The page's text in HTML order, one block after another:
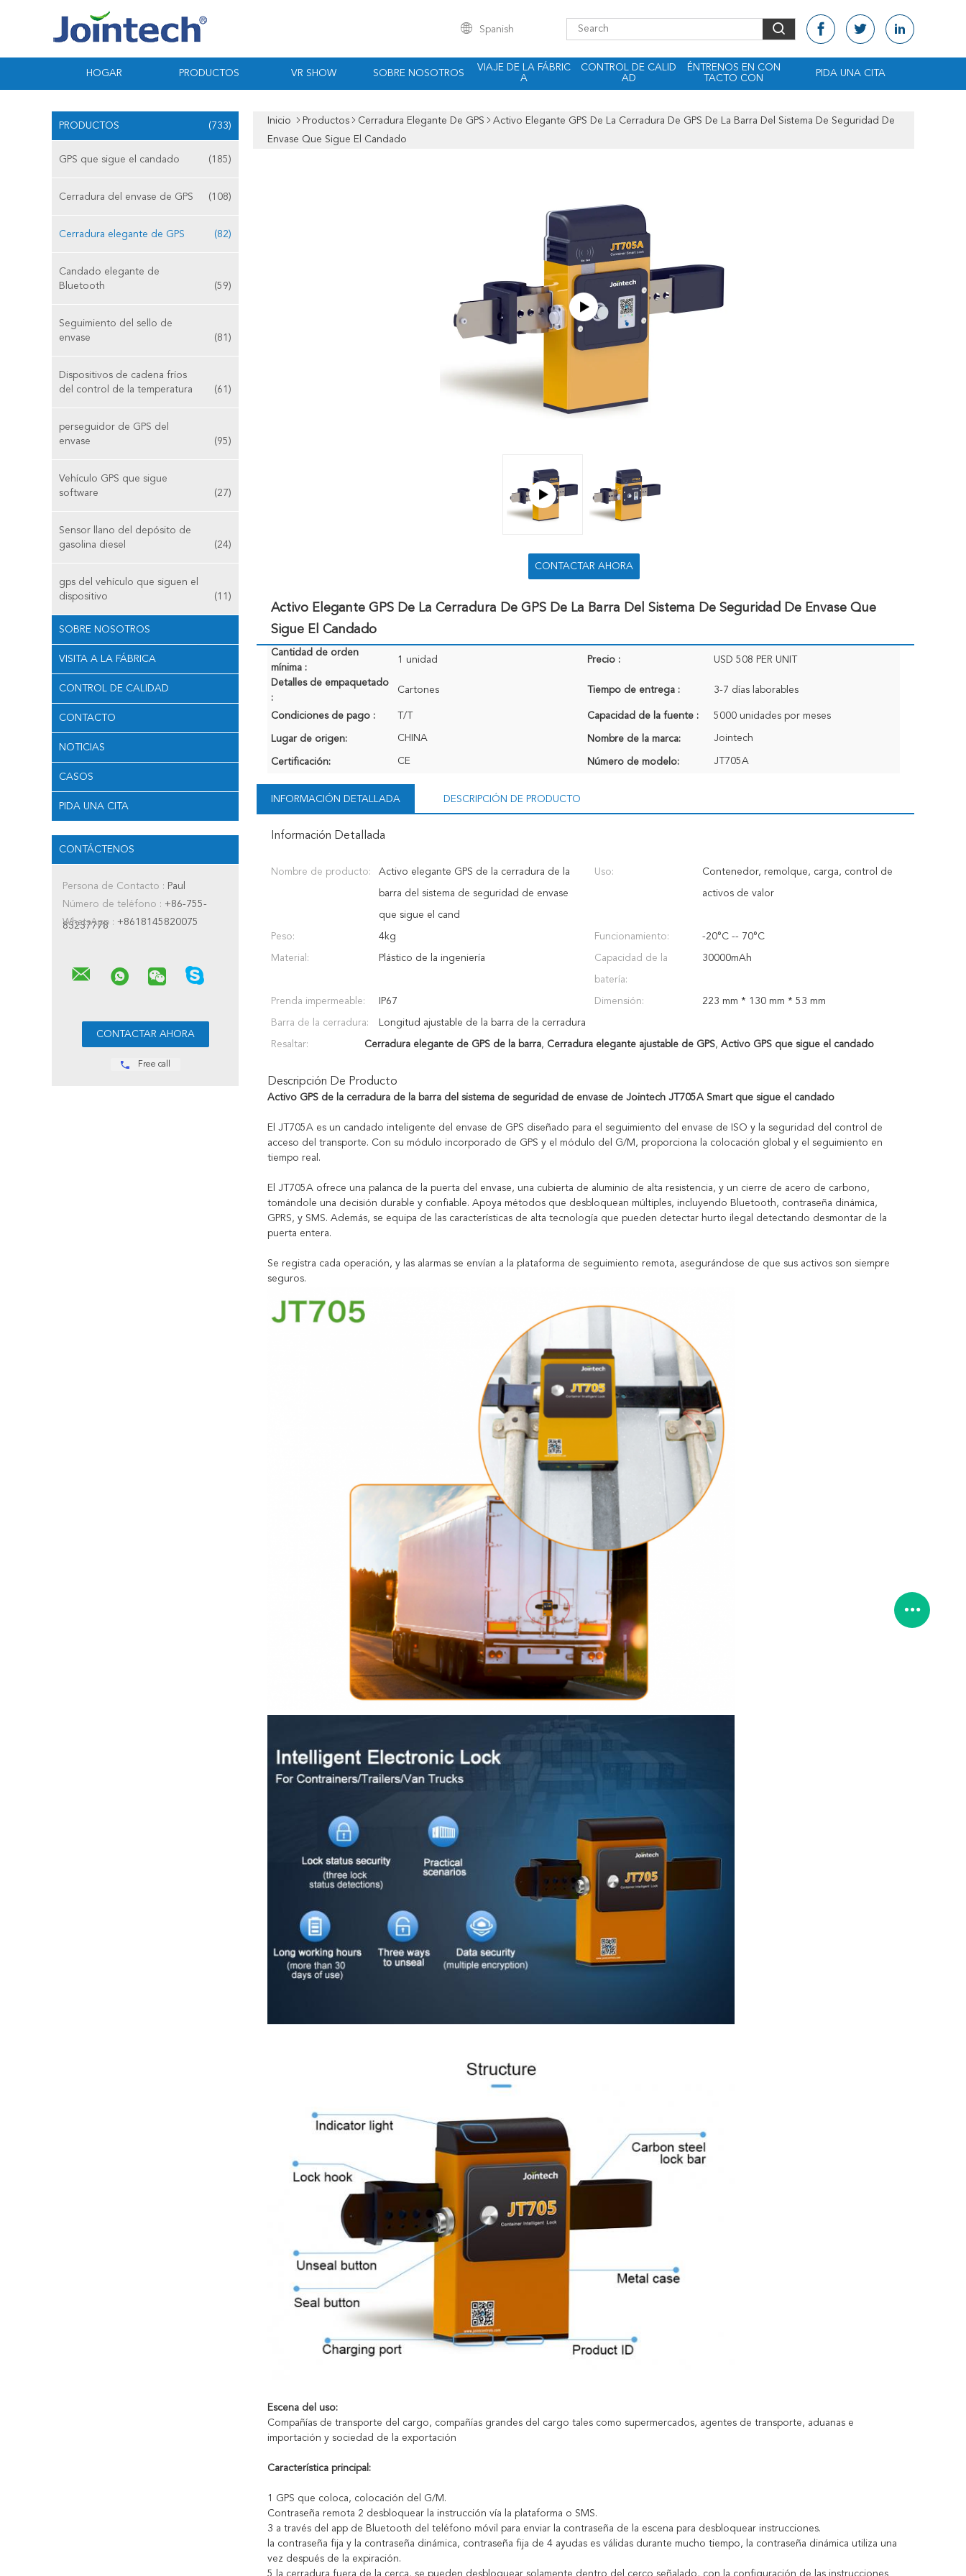
Spanish
HOGAR PRODUCTOS VR SHOW SOBRE NOSOTROS
VIAJE DE LA FÁBRIC
A
CONTROL DE CALID
AD
ÉNTRENOS EN CON
TACTO CON
PIDA UNA CITA
PRODUCTOS (733)
GPS que sigue el candado (185)
Cerradura del envase de GPS (108)
Cerradura elegante de GPS (82)
Candado elegante de
Bluetooth
(59)
Seguimiento del sello de
envase
(81)
Dispositivos de cadena fríos
del control de la temperatura
(61)
perseguidor de GPS del
envase
(95)
Vehículo GPS que sigue
software
(27)
Sensor llano del depósito de
gasolina diesel
(24)
gps del vehículo que siguen el
dispositivo
(11)
SOBRE NOSOTROS
VISITA A LA FÁBRICA
CONTROL DE CALIDAD
CONTACTO
NOTICIAS
CASOS
PIDA UNA CITA
CONTÁCTENOS
Persona de Contacto : Paul
Número de teléfono : +86-755-
83237778
WhatsApp : +8618145820075
Free call
Inicio Productos Cerradura Elegante De GPS
Activo Elegante GPS De La Cerradura De GPS De La Barra Del Sistema De Seguridad De
Envase Que Sigue El Candado
CONTACTAR AHORA
Activo Elegante GPS De La Cerradura De GPS De La Barra Del Sistema De Seguridad De Envase Que
Sigue El Candado
Cantidad de orden
mínima :
1 unidad Precio : USD 508 PER UNIT
Detalles de empaquetado
:
Cartones Tiempo de entrega : 3-7 días laborables
Condiciones de pago : T/T Capacidad de la fuente : 5000 unidades por meses
Lugar de origen: CHINA Nombre de la marca: Jointech
Certificación: CE Número de modelo: JT705A
INFORMACIÓN DETALLADA DESCRIPCIÓN DE PRODUCTO
Información Detallada
Nombre de producto: Activo elegante GPS de la cerradura de la
barra del sistema de seguridad de envase
que sigue el cand
Uso: Contenedor, remolque, carga, control de
activos de valor
Peso: 4kg Funcionamiento: -20°C -- 70°C
Material: Plástico de la ingeniería Capacidad de la
batería:
30000mAh
Prenda impermeable: IP67 Dimensión: 223 mm * 130 mm * 53 mm
Barra de la cerradura: Longitud ajustable de la barra de la cerradura
Resaltar: Cerradura elegante de GPS de la barra, Cerradura elegante ajustable de GPS, Activo GPS que sigue el candado
Descripción De Producto
Activo GPS de la cerradura de la barra del sistema de seguridad de envase de Jointech JT705A Smart que sigue el candado
El JT705A es un candado inteligente del envase de GPS diseñado para el seguimiento del envase de ISO y la seguridad del control de
acceso del transporte. Con su módulo incorporado de GPS y el módulo del G/M, proporciona la colocación global y el seguimiento en
tiempo real.
El JT705A ofrece una palanca de la puerta del envase, una cubierta de aluminio de alta resistencia, y un cierre de acero de carbono,
tomándole una decisión durable y confiable. Apoya métodos que desbloquean múltiples, incluyendo Bluetooth, contraseña dinámica,
GPRS, y SMS. Además, se equipa de las características de alta tecnología que pueden detectar hurto ilegal detectando desmontar de la
puerta entera.
Se registra cada operación, y las alarmas se envían a la plataforma de seguimiento remota, asegurándose de que sus activos son siempre
seguros.
Escena del uso:
Compañías de transporte del cargo, compañías grandes del cargo tales como supermercados, agentes de transporte, aduanas e
importación y sociedad de la exportación
Característica principal:
1 GPS que coloca, colocación del G/M.
Contraseña remota 2 desbloquear la instrucción vía la plataforma o SMS.
3 a través del app de Bluetooth del teléfono móvil para enviar la contraseña de la escena para desbloquear instrucciones.
la contraseña fija y la contraseña dinámica, contraseña fija de 4 ayudas es válidas durante mucho tiempo, la contraseña dinámica utiliza una
vez después de la expiración.
5 la cerradura fuera de la cerca, se pueden desbloquear solamente dentro del cerco señalado, con la configuración de las instrucciones